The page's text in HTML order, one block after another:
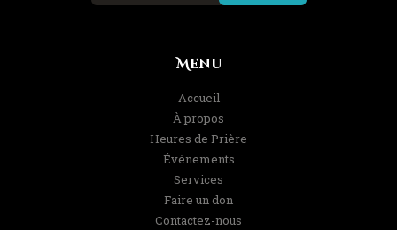
Menu
Accueil
À propos
Heures de Prière
Événements
Services
Faire un don
Contactez-nous